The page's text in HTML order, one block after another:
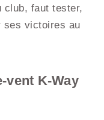
club, faut tester,
ses victoires au
vent K-Way